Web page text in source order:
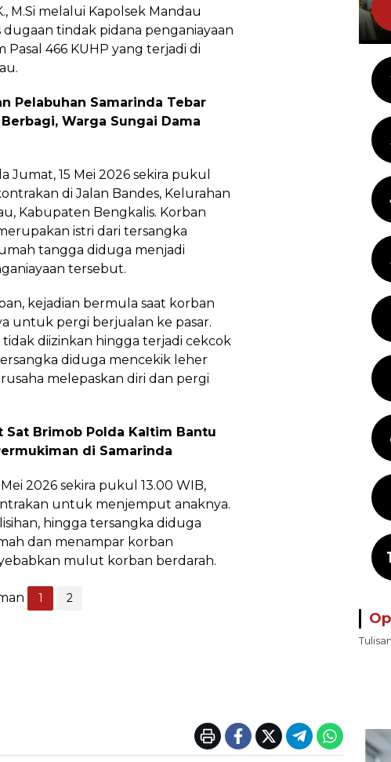
M.Si melalui Kapolsek Mandau
dugaan tindak pidana penganiayaan
Pasal 466 KUHP yang terjadi di
Pelabuhan Samarinda Tebar
Warga Sungai Dama
15 Mei 2026 sekira pukul
di Jalan Bandes, Kelurahan
Kabupaten Bengkalis. Korban
istri dari tersangka
tangga diduga menjadi
tersebut.
kejadian bermula saat korban
untuk pergi berjualan ke pasar.
diizinkan hingga terjadi cekcok
diduga mencekik leher
melepaskan diri dan pergi
Sat Brimob Polda Kaltim Bantu
di Samarinda
2026 sekira pukul 13.00 WIB,
untuk menjemput anaknya.
hingga tersangka diduga
dan menampar korban
mulut korban berdarah.
1 2